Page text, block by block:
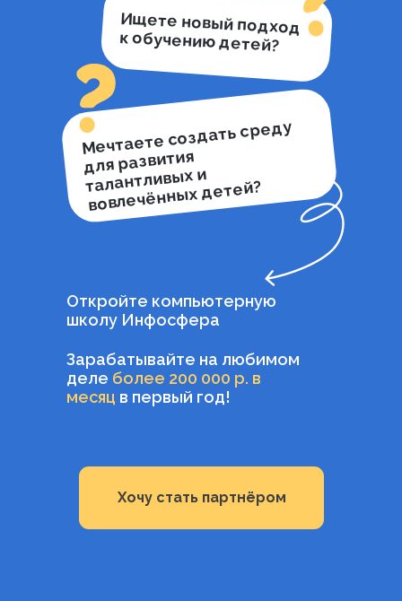
Ищете новый подход
к обучению детей?
Мечтаете создать среду
для развития
талантливых и
вовлечённых детей?
Откройте компьютерную
школу Инфосфера
Зарабатывайте на любимом
деле более 200 000 р. в
месяц в первый год!
Хочу стать партнёром